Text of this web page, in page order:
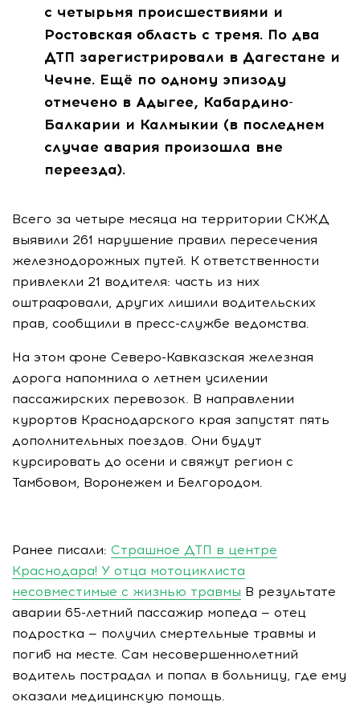
с четырьмя происшествиями и
Ростовская область с тремя. По два
ДТП зарегистрировали в Дагестане и
Чечне. Ещё по одному эпизоду
отмечено в Адыгее, Кабардино-
Балкарии и Калмыкии (в последнем
случае авария произошла вне
переезда).
Всего за четыре месяца на территории СКЖД
выявили 261 нарушение правил пересечения
железнодорожных путей. К ответственности
привлекли 21 водителя: часть из них
оштрафовали, других лишили водительских
прав, сообщили в пресс-службе ведомства.
На этом фоне Северо-Кавказская железная
дорога напомнила о летнем усилении
пассажирских перевозок. В направлении
курортов Краснодарского края запустят пять
дополнительных поездов. Они будут
курсировать до осени и свяжут регион с
Тамбовом, Воронежем и Белгородом.
Ранее писали: Страшное ДТП в центре
Краснодара! У отца мотоциклиста
несовместимые с жизнью травмы В результате
аварии 65-летний пассажир мопеда — отец
подростка — получил смертельные травмы и
погиб на месте. Сам несовершеннолетний
водитель пострадал и попал в больницу, где ему
оказали медицинскую помощь.